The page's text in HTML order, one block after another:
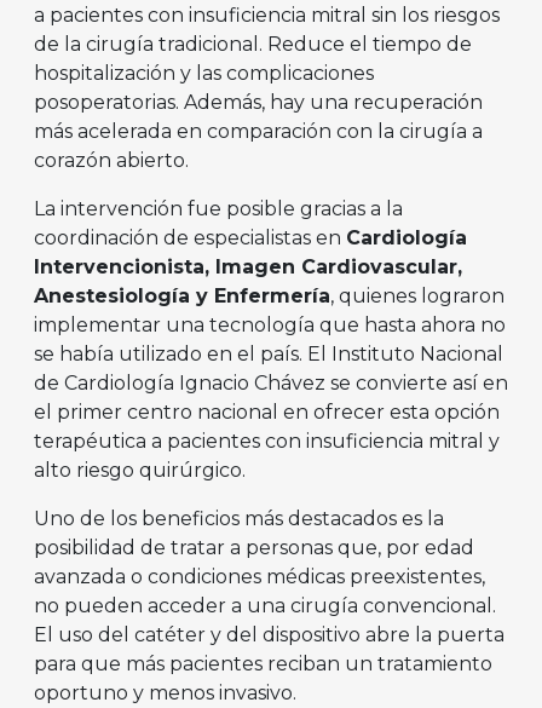
a pacientes con insuficiencia mitral sin los riesgos
de la cirugía tradicional. Reduce el tiempo de
hospitalización y las complicaciones
posoperatorias. Además, hay una recuperación
más acelerada en comparación con la cirugía a
corazón abierto.
La intervención fue posible gracias a la
coordinación de especialistas en Cardiología
Intervencionista, Imagen Cardiovascular,
Anestesiología y Enfermería, quienes lograron
implementar una tecnología que hasta ahora no
se había utilizado en el país. El Instituto Nacional
de Cardiología Ignacio Chávez se convierte así en
el primer centro nacional en ofrecer esta opción
terapéutica a pacientes con insuficiencia mitral y
alto riesgo quirúrgico.
Uno de los beneficios más destacados es la
posibilidad de tratar a personas que, por edad
avanzada o condiciones médicas preexistentes,
no pueden acceder a una cirugía convencional.
El uso del catéter y del dispositivo abre la puerta
para que más pacientes reciban un tratamiento
oportuno y menos invasivo.